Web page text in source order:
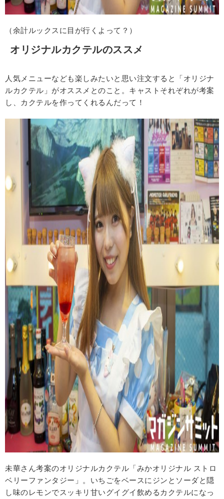
（余計ルックスに目が行くよって？）
オリジナルカクテルのススメ
人気メニューなども楽しみたいと思い注文すると「オリジナ
ルカクテル」がオススメとのこと。キャストそれぞれが考案
し、カクテルを作ってくれるんだって！
未華さん考案のオリジナルカクテル「みかオリジナル ストロ
ベリーファンタジー」。いちごをベースにジンとソーダと隠
し味のレモンでスッキリ甘いグイグイ飲めるカクテルになっ